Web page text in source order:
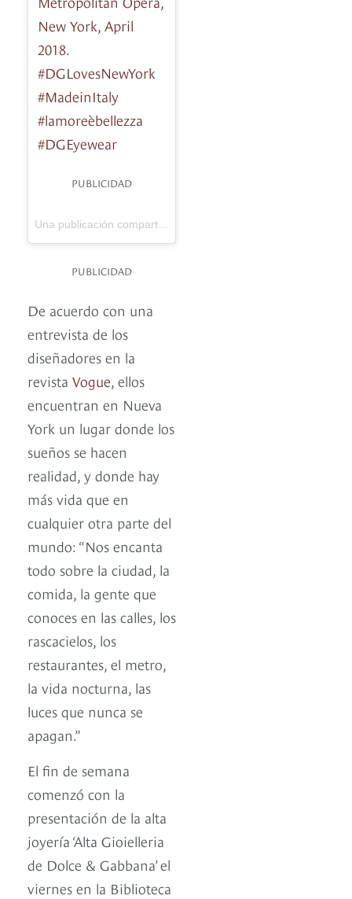
New York, April
2018.
#DGLovesNewYork
#MadeinItaly
#lamoreèbellezza
#DGEyewear
PUBLICIDAD
PUBLICIDAD
De acuerdo con una
entrevista de los
diseñadores en la
revista Vogue, ellos
encuentran en Nueva
York un lugar donde los
sueños se hacen
realidad, y donde hay
más vida que en
cualquier otra parte del
mundo: “Nos encanta
todo sobre la ciudad, la
comida, la gente que
conoces en las calles, los
rascacielos, los
restaurantes, el metro,
la vida nocturna, las
luces que nunca se
apagan.”
El fin de semana
comenzó con la
presentación de la alta
joyería ‘Alta Gioielleria
de Dolce & Gabbana’ el
viernes en la Biblioteca